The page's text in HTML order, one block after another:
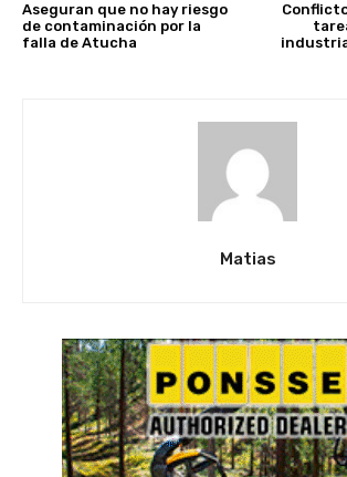
Aseguran que no hay riesgo
de contaminación por la
falla de Atucha
Matias